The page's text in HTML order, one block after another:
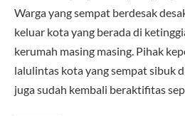
Warga yang sempat berdesak
keluar kota yang berada di
kerumah masing masing. Pihak
lalulintas kota yang sempat sibuk
juga sudah kembali beraktifitas